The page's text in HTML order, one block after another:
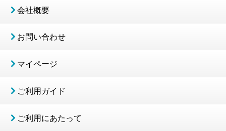
会社概要
お問い合わせ
マイページ
ご利用ガイド
ご利用にあたって